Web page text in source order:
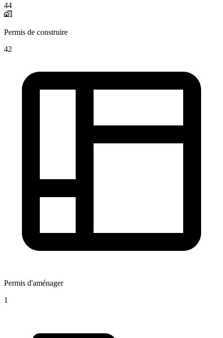
44
Permis de construire
42
Permis d'aménager
1